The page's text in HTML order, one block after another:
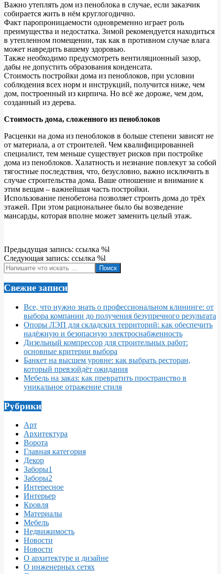
Важно утеплять дом из пеноблока в случае, если заказчик
собирается жить в нём круглогодично.
Факт паропроницаемости одновременно играет роль
преимущества и недостатка. Зимой рекомендуется находиться
в утепленном помещении, так как в противном случае влага
может навредить вашему здоровью.
Также необходимо предусмотреть вентиляционный зазор,
дабы не допустить образования конденсата.
Стоимость постройки дома из пеноблоков, при условии
соблюдения всех норм и инструкций, получится ниже, чем
дом, построенный из кирпича. Но всё же дороже, чем дом,
созданный из дерева.
Стоимость дома, сложенного из пеноблоков
Расценки на дома из пеноблоков в больше степени зависят не
от материала, а от строителей. Чем квалифицированней
специалист, тем меньше существует рисков при постройке
дома из пеноблоков. Халатность и незнание повлекут за собой
тягостные последствия, что, безусловно, важно исключить в
случае строительства дома. Ваше отношение и внимание к
этим вещам – важнейшая часть постройки.
Использование пенобетона позволяет строить дома до трёх
этажей. При этом рациональнее было бы возведение
мансарды, которая вполне может заменить целый этаж.
2022-
05-
29
Предыдущая запись: ссылка %l
Следующая запись: ссылка %l
Поиск
Свежие записи
Все, что нужно знать о профессиональном клининге: от
выбора компании до получения безупречного результата
Опоры ЛЭП для складских территорий: как обеспечить
надёжную и безопасную электроснабженность
Дизельный компрессор для строительных работ:
основные критерии выбора
Банкет на высшем уровне: как выбрать ресторан,
который превзойдёт ожидания
Мебель на заказ: как превратить пространство в
уникальное отражение стиля
Рубрики
Арт
Архитектура
Ворота
Главная категория
Декор
Заборы1
Заборы2
Интересное
Интерьер
Кровля
Материалы
Мебель
Недвижимость
Новости
Новости
О архитектуре и дизайне
О инженерных сетях